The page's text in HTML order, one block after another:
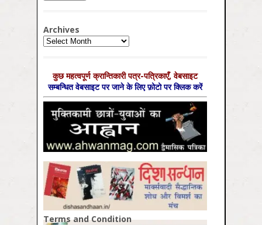
Archives
Archives
कुछ महत्‍वपूर्ण क्रान्तिकारी पत्र-पत्रिकाएँ, वेबसाइट
सम्‍बन्धित वेबसाइट पर जाने के लिए फ़ोटो पर क्लिक करें
Terms and Condition